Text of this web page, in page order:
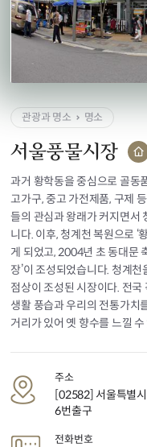
관광과 명소 명소
서울풍물시장
과거 황학동을 중심으로 골동
고가구, 중고 가전제품, 구제
들의 관심과 왕래가 커지면서
니다. 이후, 청계천 복원으로 ‘
게 되었고, 2004년 초 동대문
장’이 조성되었습니다. 청계천
점상이 조성된 시장이다. 전
생활 풍습과 우리의 전통가치
거리가 있어 옛 향수를 느낄
주소
[02582] 서울특별
6번출구
전화번호